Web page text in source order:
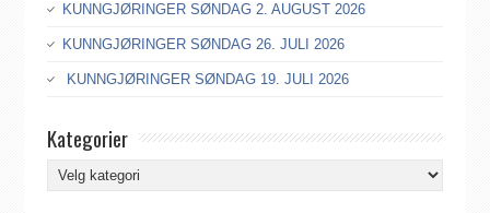
KUNNGJØRINGER SØNDAG 2. AUGUST 2026
KUNNGJØRINGER SØNDAG 26. JULI 2026
KUNNGJØRINGER SØNDAG 19. JULI 2026
Kategorier
Kategorier